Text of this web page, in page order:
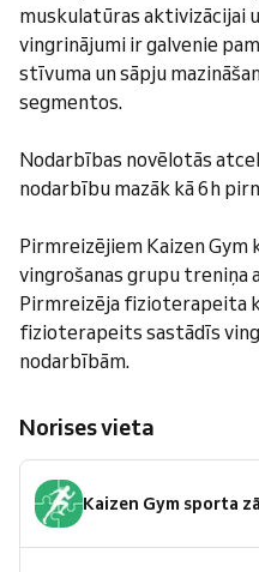
muskulatūras aktivizācijai
vingrinājumi ir galvenie
stīvuma un sāpju
segmentos.
Nodarbības novēlotās
nodarbību mazāk kā 6h
Pirmreizējiem Kaizen
vingrošanas grupu treniņa
Pirmreizēja fizioterapeita
fizioterapeits sastādīs
nodarbībām.
Norises vieta
Kaizen Gym sporta